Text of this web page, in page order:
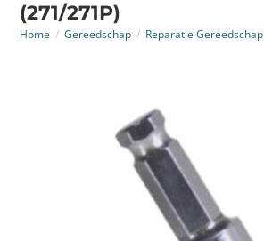
(271/271P)
Home / Gereedschap / Reparatie Gereedschap